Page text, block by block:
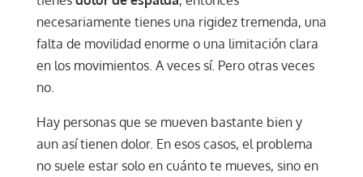
necesariamente tienes una rigidez tremenda, una
falta de movilidad enorme o una limitación clara
en los movimientos. A veces sí. Pero otras veces
no.
Hay personas que se mueven bastante bien y
aun así tienen dolor. En esos casos, el problema
no suele estar solo en cuánto te mueves, sino en